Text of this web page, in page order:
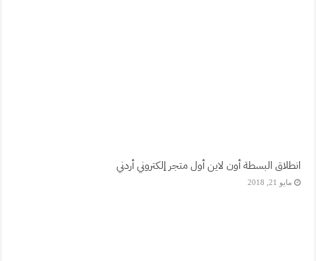
انطلاق البسطة أون لاين أول متجر إلكتروني أردني
مايو 21, 2018